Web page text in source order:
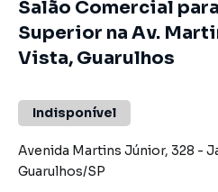
Salão Comercial
Superior na Av.
Vista, Guarulhos
Indisponível
Avenida Martins Júnior, 328 -
Guarulhos/SP